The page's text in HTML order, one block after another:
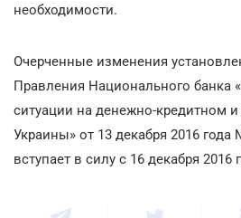
необходимости.
Очерченные изменения
Правления Национального банка
ситуации на денежно-кредитном
Украины» от 13 декабря 2016
вступает в силу с 16 декабря 2016